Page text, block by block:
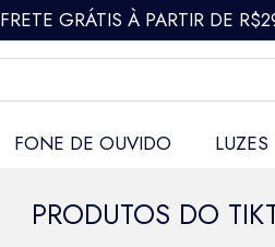
FRETE GRÁTIS À PARTIR DE
FONE DE OUVIDO LUZES
PRODUTOS DO